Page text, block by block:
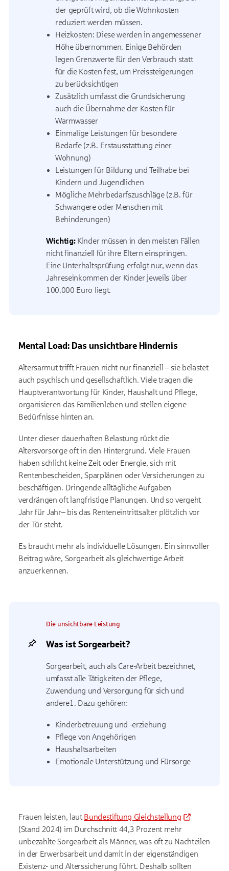
der geprüft wird, ob die Wohnkosten
reduziert werden müssen.
Heizkosten: Diese werden in angemessener
Höhe übernommen. Einige Behörden
legen Grenzwerte für den Verbrauch statt
für die Kosten fest, um Preissteigerungen
zu berücksichtigen
Zusätzlich umfasst die Grundsicherung
auch die Übernahme der Kosten für
Warmwasser
Einmalige Leistungen für besondere
Bedarfe (z.B. Erstausstattung einer
Wohnung)
Leistungen für Bildung und Teilhabe bei
Kindern und Jugendlichen
Mögliche Mehrbedarfszuschläge (z.B. für
Schwangere oder Menschen mit
Behinderungen)
Wichtig:Kinder müssen in den meisten Fällen
nicht finanziell für ihre Eltern einspringen.
Eine Unterhaltsprüfung erfolgt nur, wenn das
Jahreseinkommen der Kinder jeweils über
100.000 Euro liegt.
Mental Load: Das unsichtbare Hindernis
Altersarmut trifft Frauen nicht nur finanziell – sie belastet
auch psychisch und gesellschaftlich. Viele tragen die
Hauptverantwortung für Kinder, Haushalt und Pflege,
organisieren das Familienleben und stellen eigene
Bedürfnisse hinten an.
Unter dieser dauerhaften Belastung rückt die
Altersvorsorge oft in den Hintergrund. Viele Frauen
haben schlicht keine Zeit oder Energie, sich mit
Rentenbescheiden, Sparplänen oder Versicherungen zu
beschäftigen. Dringende alltägliche Aufgaben
verdrängen oft langfristige Planungen. Und so vergeht
Jahr für Jahr– bis das Renteneintrittsalter plötzlich vor
der Tür steht.
Es braucht mehr als individuelle Lösungen. Ein sinnvoller
Beitrag wäre, Sorgearbeit als gleichwertige Arbeit
anzuerkennen.
Die unsichtbare Leistung
Was ist Sorgearbeit?
Sorgearbeit, auch als Care-Arbeit bezeichnet,
umfasst alle Tätigkeiten der Pflege,
Zuwendung und Versorgung für sich und
andere1. Dazu gehören:
Kinderbetreuung und -erziehung
Pflege von Angehörigen
Haushaltsarbeiten
Emotionale Unterstützung und Fürsorge
Frauen leisten, laut Bundestiftung Gleichstellung
(Stand 2024) im Durchschnitt 44,3 Prozent mehr
unbezahlte Sorgearbeit als Männer, was oft zu Nachteilen
in der Erwerbsarbeit und damit in der eigenständigen
Existenz- und Alterssicherung führt. Deshalb sollten